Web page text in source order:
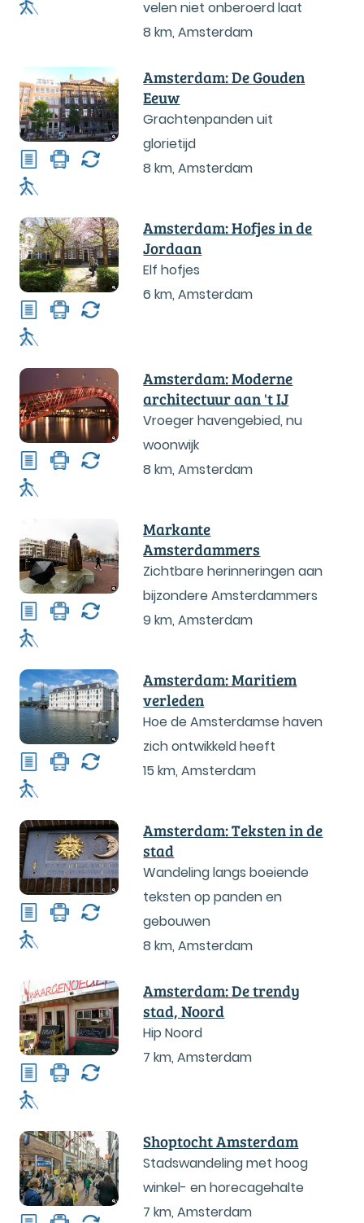
velen niet onberoerd laat
8 km,Amsterdam
Amsterdam: De Gouden
Eeuw
Grachtenpanden uit
glorietijd
8 km,Amsterdam
Amsterdam: Hofjes in de
Jordaan
Elf hofjes
6 km,Amsterdam
Amsterdam: Moderne
architectuur aan 't IJ
Vroeger havengebied, nu
woonwijk
8 km,Amsterdam
Markante
Amsterdammers
Zichtbare herinneringen aan
bijzondere Amsterdammers
9 km,Amsterdam
Amsterdam: Maritiem
verleden
Hoe de Amsterdamse haven
zich ontwikkeld heeft
15 km,Amsterdam
Amsterdam: Teksten in de
stad
Wandeling langs boeiende
teksten op panden en
gebouwen
8 km,Amsterdam
Amsterdam: De trendy
stad, Noord
Hip Noord
7 km,Amsterdam
Shoptocht Amsterdam
Stadswandeling met hoog
winkel- en horecagehalte
7 km,Amsterdam